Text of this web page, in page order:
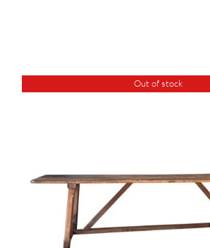
Out of stock